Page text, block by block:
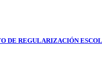
DE REGULARIZACIÓN